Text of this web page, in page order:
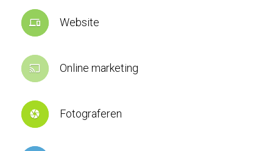
devices Website
cast Online marketing
camera Fotograferen